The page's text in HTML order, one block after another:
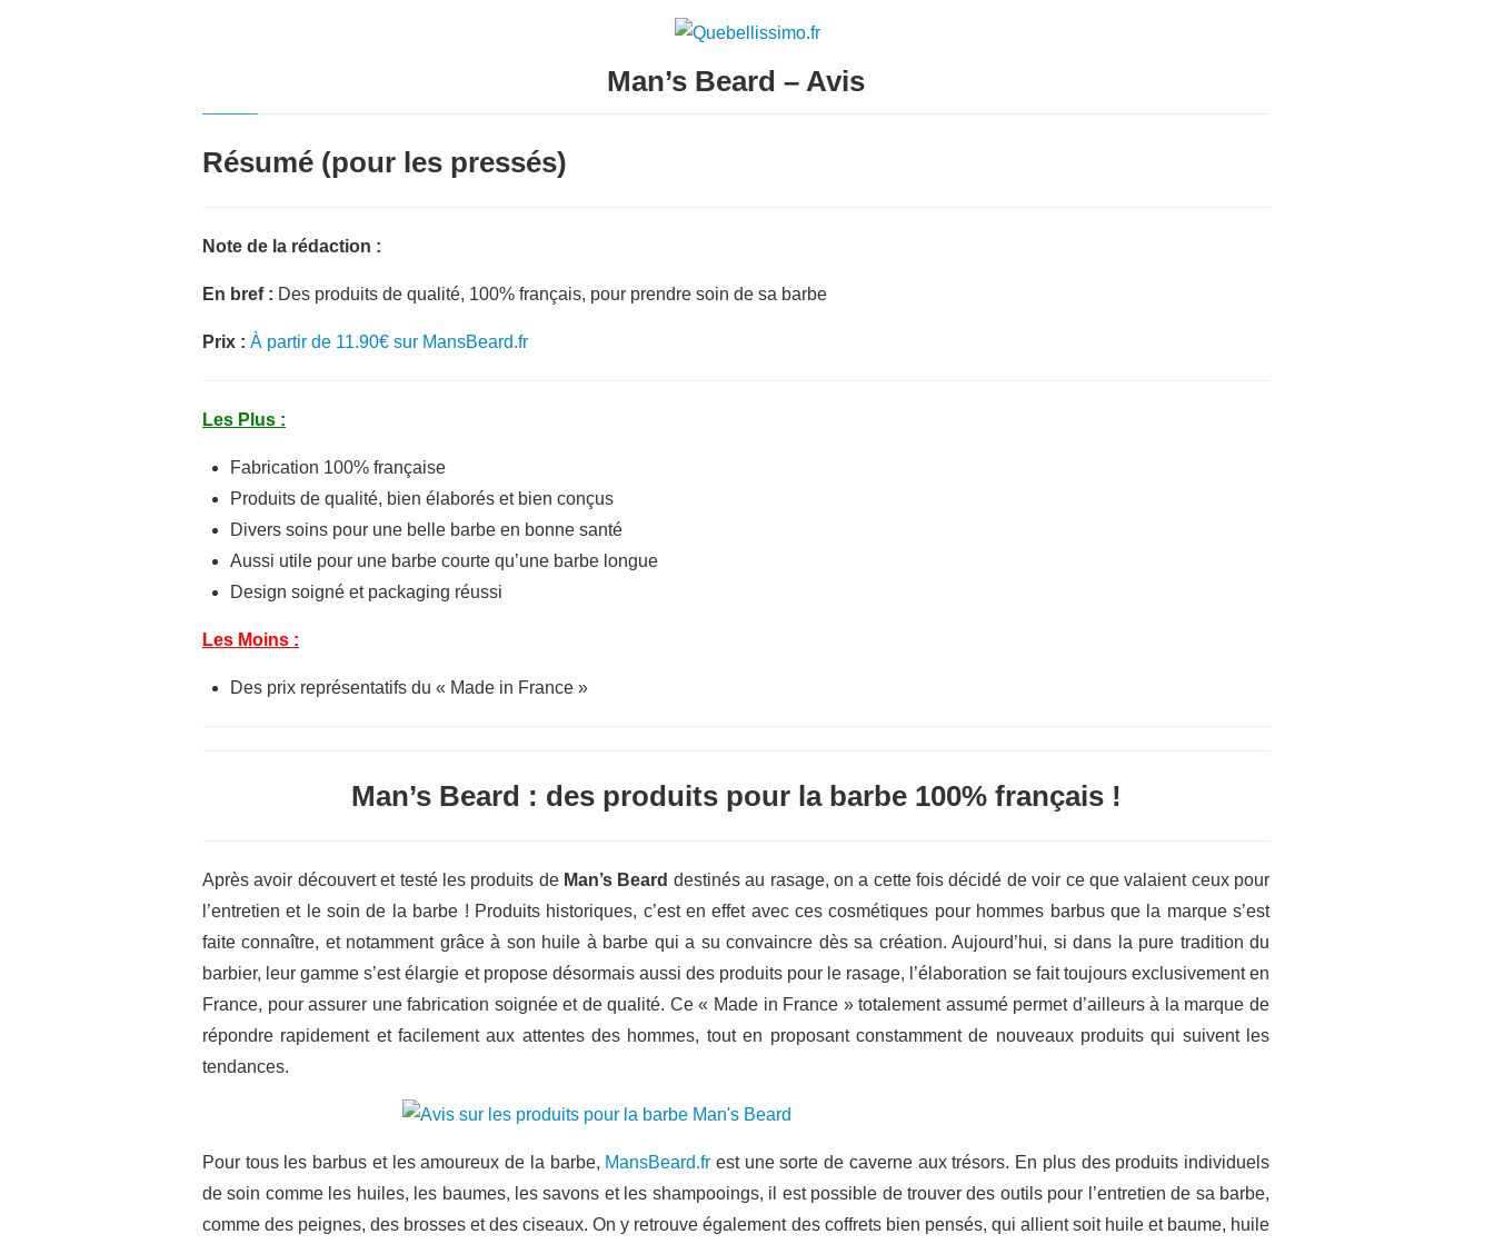
Man’s Beard – Avis
Résumé (pour les pressés)
Note de la rédaction :
En bref : Des produits de qualité, 100% français, pour prendre soin de sa barbe
Prix : À partir de 11.90€ sur MansBeard.fr
Les Plus :
Fabrication 100% française
Produits de qualité, bien élaborés et bien conçus
Divers soins pour une belle barbe en bonne santé
Aussi utile pour une barbe courte qu’une barbe longue
Design soigné et packaging réussi
Les Moins :
Des prix représentatifs du « Made in France »
Man’s Beard : des produits pour la barbe 100% français !
Après avoir découvert et testé les produits de Man’s Beard destinés au rasage, on a cette fois décidé de voir ce que valaient ceux pour
l’entretien et le soin de la barbe ! Produits historiques, c’est en effet avec ces cosmétiques pour hommes barbus que la marque s’est
faite connaître, et notamment grâce à son huile à barbe qui a su convaincre dès sa création. Aujourd’hui, si dans la pure tradition du
barbier, leur gamme s’est élargie et propose désormais aussi des produits pour le rasage, l’élaboration se fait toujours exclusivement en
France, pour assurer une fabrication soignée et de qualité. Ce « Made in France » totalement assumé permet d’ailleurs à la marque de
répondre rapidement et facilement aux attentes des hommes, tout en proposant constamment de nouveaux produits qui suivent les
tendances.
Pour tous les barbus et les amoureux de la barbe, MansBeard.fr est une sorte de caverne aux trésors. En plus des produits individuels
de soin comme les huiles, les baumes, les savons et les shampooings, il est possible de trouver des outils pour l’entretien de sa barbe,
comme des peignes, des brosses et des ciseaux. On y retrouve également des coffrets bien pensés, qui allient soit huile et baume, huile